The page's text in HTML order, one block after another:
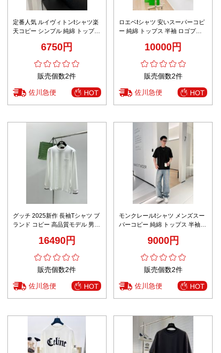
定番人気 ルイヴィトンtシャツ楽
天コピー シンプル 純綿 トップス
6750円
販売個数2件
佐川急便 HOT
ロエベtシャツ 安いスーパーコピ
ー 純綿 トップス 半袖 ロゴプリ
10000円
販売個数2件
佐川急便 HOT
グッチ 2025新作 長袖Tシャツ ブ
ランド コピー 高品質モデル 男女
ビュー高リピ率16490円
販売個数2件
佐川急便 HOT
モンクレールtシャツ メンズスー
パーコピー 純綿 トップス 半袖
9000円
販売個数2件
佐川急便 HOT